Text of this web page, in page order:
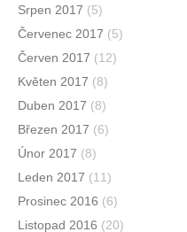
Srpen 2017 (5)
Červenec 2017 (5)
Červen 2017 (12)
Květen 2017 (8)
Duben 2017 (8)
Březen 2017 (6)
Únor 2017 (8)
Leden 2017 (11)
Prosinec 2016 (6)
Listopad 2016 (20)